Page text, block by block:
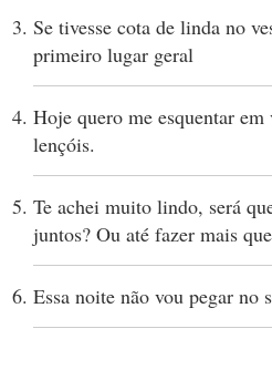
Se tivesse cota de linda no
primeiro lugar geral
Hoje quero me esquentar em
lençóis.
Te achei muito lindo, será
juntos? Ou até fazer mais
Essa noite não vou pegar no